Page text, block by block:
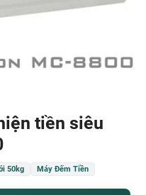
tiền siêu
50kg Máy Đếm Tiền